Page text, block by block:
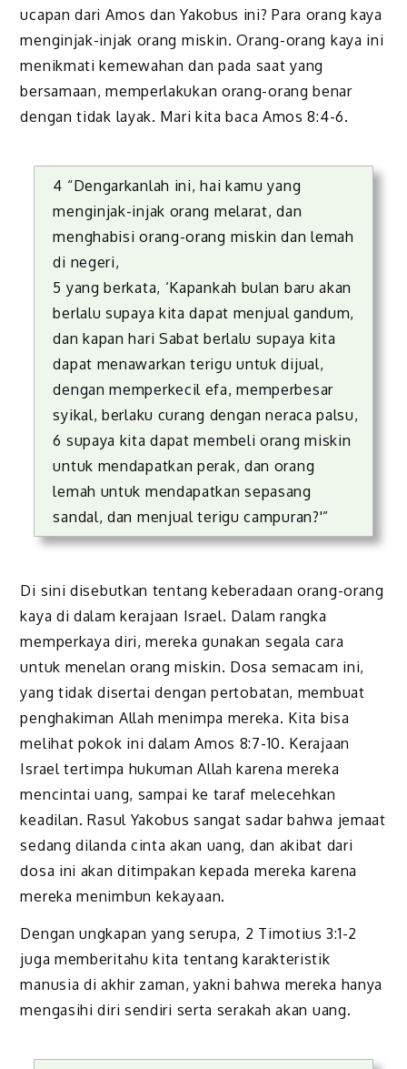
ucapan dari Amos dan Yakobus ini? Para orang kaya
menginjak-injak orang miskin. Orang-orang kaya ini
menikmati kemewahan dan pada saat yang
bersamaan, memperlakukan orang-orang benar
dengan tidak layak. Mari kita baca Amos 8:4-6.
4 “Dengarkanlah ini, hai kamu yang
menginjak-injak orang melarat, dan
menghabisi orang-orang miskin dan lemah
di negeri,
5 yang berkata, ‘Kapankah bulan baru akan
berlalu supaya kita dapat menjual gandum,
dan kapan hari Sabat berlalu supaya kita
dapat menawarkan terigu untuk dijual,
dengan memperkecil efa, memperbesar
syikal, berlaku curang dengan neraca palsu,
6 supaya kita dapat membeli orang miskin
untuk mendapatkan perak, dan orang
lemah untuk mendapatkan sepasang
sandal, dan menjual terigu campuran?'”
Di sini disebutkan tentang keberadaan orang-orang
kaya di dalam kerajaan Israel. Dalam rangka
memperkaya diri, mereka gunakan segala cara
untuk menelan orang miskin. Dosa semacam ini,
yang tidak disertai dengan pertobatan, membuat
penghakiman Allah menimpa mereka. Kita bisa
melihat pokok ini dalam Amos 8:7-10. Kerajaan
Israel tertimpa hukuman Allah karena mereka
mencintai uang, sampai ke taraf melecehkan
keadilan. Rasul Yakobus sangat sadar bahwa jemaat
sedang dilanda cinta akan uang, dan akibat dari
dosa ini akan ditimpakan kepada mereka karena
mereka menimbun kekayaan.
Dengan ungkapan yang serupa, 2 Timotius 3:1-2
juga memberitahu kita tentang karakteristik
manusia di akhir zaman, yakni bahwa mereka hanya
mengasihi diri sendiri serta serakah akan uang.